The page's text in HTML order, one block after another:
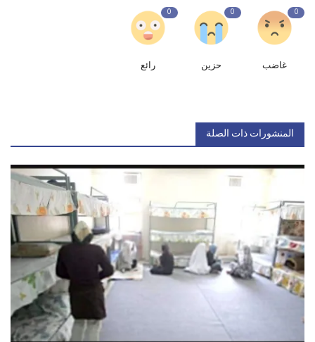
0
غاضب
0
حزين
0
رائع
المنشورات ذات الصلة